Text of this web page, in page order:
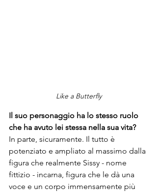
Like a Butterfly
Il suo personaggio ha lo stesso ruolo
che ha avuto lei stessa nella sua vita?
In parte, sicuramente. Il tutto è
potenziato e ampliato al massimo dalla
figura che realmente Sissy - nome
fittizio - incarna, figura che le dà una
voce e un corpo immensamente più